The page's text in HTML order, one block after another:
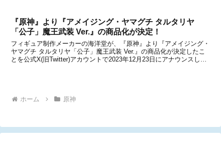
『原神』より『アメイジング・ヤマグチ タルタリヤ
「公子」魔王武装 Ver.』の商品化が決定！
フィギュア制作メーカーの海洋堂が、『原神』より『アメイジング・
ヤマグチ タルタリヤ「公子」魔王武装 Ver.』の商品化が決定したこ
とを公式X(旧Twitter)アカウントで2023年12月23日にアナウンスしま
ホーム 原神